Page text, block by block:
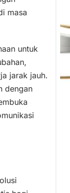
masa
untuk
jarak jauh.
dengan